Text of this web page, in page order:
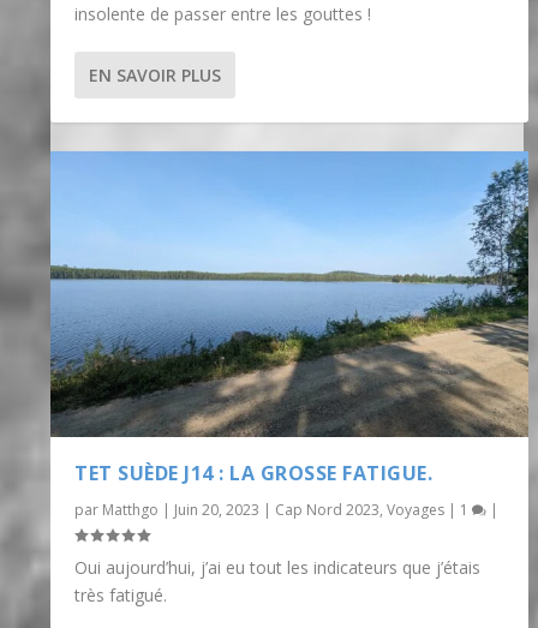
insolente de passer entre les gouttes !
EN SAVOIR PLUS
TET SUÈDE J14 : LA GROSSE FATIGUE.
par Matthgo | Juin 20, 2023 | Cap Nord 2023,Voyages | 1 |
Oui aujourd’hui, j’ai eu tout les indicateurs que j’étais
très fatigué.